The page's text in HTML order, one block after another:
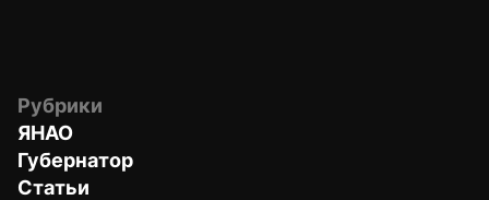
Рубрики
ЯНАО
Губернатор
Статьи